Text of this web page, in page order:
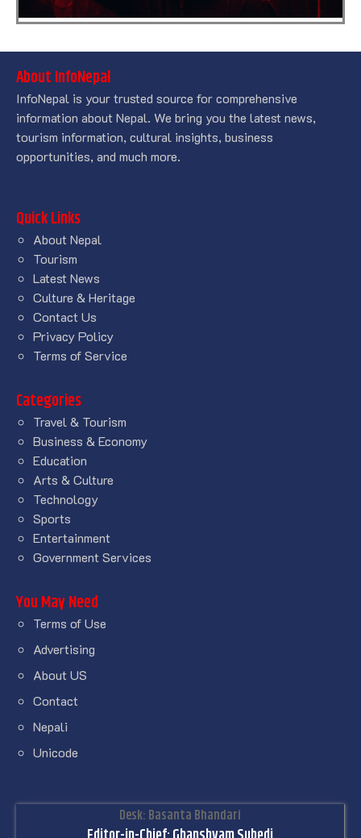
About InfoNepal
InfoNepal is your trusted source for comprehensive
information about Nepal. We bring you the latest news,
tourism information, cultural insights, business
opportunities, and much more.
Quick Links
About Nepal
Tourism
Latest News
Culture & Heritage
Contact Us
Privacy Policy
Terms of Service
Categories
Travel & Tourism
Business & Economy
Education
Arts & Culture
Technology
Sports
Entertainment
Government Services
You May Need
Terms of Use
Advertising
About US
Contact
Nepali
Unicode
Desk: Basanta Bhandari